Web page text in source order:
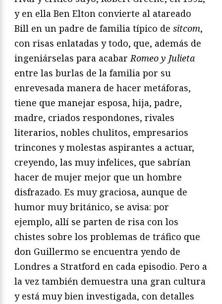
y en ella Ben Elton convierte al atareado
Bill en un padre de familia típico de sitcom,
con risas enlatadas y todo, que, además de
ingeniárselas para acabar Romeo y Julieta
entre las burlas de la familia por su
enrevesada manera de hacer metáforas,
tiene que manejar esposa, hija, padre,
madre, criados respondones, rivales
literarios, nobles chulitos, empresarios
trincones y molestas aspirantes a actuar,
creyendo, las muy infelices, que sabrían
hacer de mujer mejor que un hombre
disfrazado. Es muy graciosa, aunque de
humor muy británico, se avisa: por
ejemplo, allí se parten de risa con los
chistes sobre los problemas de tráfico que
don Guillermo se encuentra yendo de
Londres a Stratford en cada episodio. Pero a
la vez también demuestra una gran cultura
y está muy bien investigada, con detalles